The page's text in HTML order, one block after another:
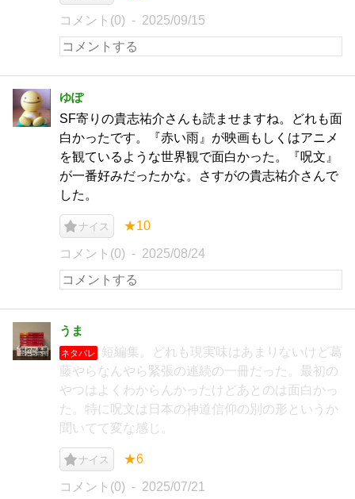
コメント(0) 2025/09/15
ゆぽ
SF寄りの貴志祐介さんも読ませますね。どれも面
白かったです。『赤い雨』が映画もしくはアニメ
を観ているような世界観で面白かった。『呪文』
が一番好みだったかな。さすがの貴志祐介さんで
した。
ナイス ★10
コメント(0) 2025/08/24
うま
ネタバレ
短編集。どれも現実味はあまりないけど葛
藤やらなんやら緊張の連続の一冊だった。最初の
やつはよくわからんかったけどあとのは面白かっ
た。特に呪文は日本の神道信仰の別の形というか
聞いてて変な感じ。
ナイス ★6
コメント(0) 2025/07/21